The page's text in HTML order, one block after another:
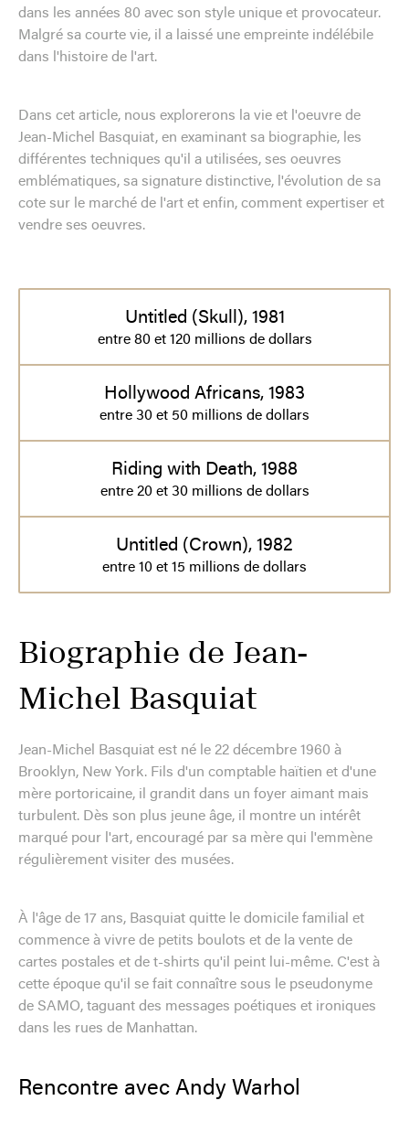
dans les années 80 avec son style unique et provocateur.
Malgré sa courte vie, il a laissé une empreinte indélébile
dans l'histoire de l'art.
Dans cet article, nous explorerons la vie et l'oeuvre de
Jean-Michel Basquiat, en examinant sa biographie, les
différentes techniques qu'il a utilisées, ses oeuvres
emblématiques, sa signature distinctive, l'évolution de sa
cote sur le marché de l'art et enfin, comment expertiser et
vendre ses oeuvres.
Untitled (Skull), 1981
entre 80 et 120 millions de dollars
Hollywood Africans, 1983
entre 30 et 50 millions de dollars
Riding with Death, 1988
entre 20 et 30 millions de dollars
Untitled (Crown), 1982
entre 10 et 15 millions de dollars
Biographie de Jean-
Michel Basquiat
Jean-Michel Basquiat est né le 22 décembre 1960 à
Brooklyn, New York. Fils d'un comptable haïtien et d'une
mère portoricaine, il grandit dans un foyer aimant mais
turbulent. Dès son plus jeune âge, il montre un intérêt
marqué pour l'art, encouragé par sa mère qui l'emmène
régulièrement visiter des musées.
À l'âge de 17 ans, Basquiat quitte le domicile familial et
commence à vivre de petits boulots et de la vente de
cartes postales et de t-shirts qu'il peint lui-même. C'est à
cette époque qu'il se fait connaître sous le pseudonyme
de SAMO, taguant des messages poétiques et ironiques
dans les rues de Manhattan.
Rencontre avec Andy Warhol